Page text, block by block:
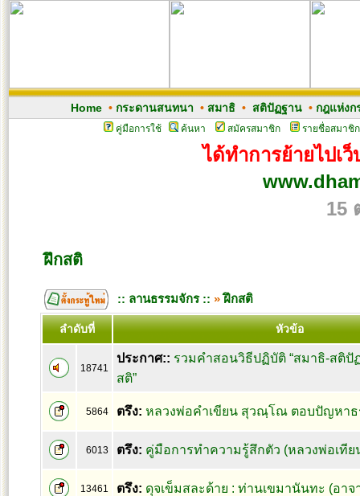
Home• กระดานสนทนา • สมาธิ• สติปัฏฐาน• กฎแห่งก
คู่มือการใช้ ค้นหา สมัครสมาชิก รายชื่อสมาชิก
ได้ทำการย้ายไปเ
15
ฝึกสติ
:: ลานธรรมจักร :: »ฝึกสติ
ลำดับที่ หัวข้อ
18741
ประกาศ:: รวมคำสอนวิธีปฏิบัติ “สมาธิ-สติปั
สติ”
5864 ตรึง: หลวงพ่อคำเขียน สุวณฺโณ ตอบปัญหาธ
6013 ตรึง: คู่มือการทำความรู้สึกตัว (หลวงพ่อเทีย
13461 ตรึง: ดุจเข็มสละด้าย : ท่านเขมานันทะ (อาจ